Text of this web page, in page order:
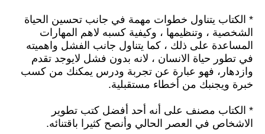
* الكتاب يتناول خطوات مهمة في جانب تحسين الحياة
الشخصية ، وتنظيمها ، وكيفية كسبه لاهم المهارات
المساعدة على ذلك ، كما يتناول جانب الفشل واهميته
في تطور حياة الانسان ، لانه بدون فشل لايوجد تقدم
وازدهار ، فهو عبارة عن تجربة ودرس يمكنك من كسب
خبرة ويجنبك من أخطاء مستقبلية.
* الكتاب مصنف على أنه أحد أفضل كتب تطوير
الاشخاص في العصر الحالي وأنصح كثيرا باقتنائه.